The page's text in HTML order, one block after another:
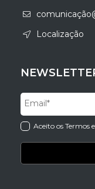
Localização
Aceito os Termos